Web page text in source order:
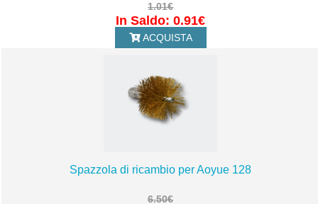
1.01€
In Saldo: 0.91€
ACQUISTA
Spazzola di ricambio per Aoyue 128
6.50€